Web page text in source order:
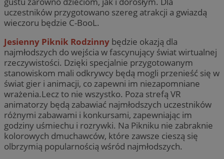
uczestników przygotowano szereg atrakcji a gwiazdą
wieczoru będzie C-BooL.
Jesienny Piknik Rodzinny będzie okazją dla
najmłodszych do wejścia w fascynujący świat wirtualnej
rzeczywistości. Dzięki specjalnie przygotowanym
stanowiskom mali odkrywcy będą mogli przenieść się w
świat gier i animacji, co zapewni im niezapomniane
wrażenia.Lecz to nie wszystko. Poza strefą VR
animatorzy będą zabawiać najmłodszych uczestników
różnymi zabawami i konkursami, zapewniając im
godziny uśmiechu i rozrywki. Na Pikniku nie zabraknie
kolorowych dmuchawców, które zawsze cieszą się
olbrzymią popularnością wśród najmłodszych.